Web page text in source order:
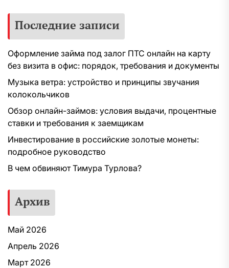
Последние записи
Оформление займа под залог ПТС онлайн на карту
без визита в офис: порядок, требования и документы
Музыка ветра: устройство и принципы звучания
колокольчиков
Обзор онлайн-займов: условия выдачи, процентные
ставки и требования к заемщикам
Инвестирование в российские золотые монеты:
подробное руководство
В чем обвиняют Тимура Турлова?
Архив
Май 2026
Апрель 2026
Март 2026